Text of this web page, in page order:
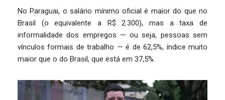
No Paraguai, o salário mínimo oficial é maior do que no
Brasil (o equivalente a R$ 2.300), mas a taxa de
informalidade dos empregos — ou seja, pessoas sem
vínculos formais de trabalho — é de 62,5%, índice muito
maior que o do Brasil, que está em 37,5%.